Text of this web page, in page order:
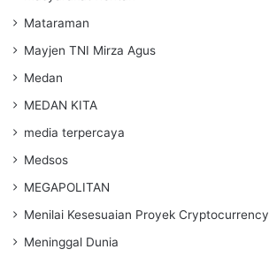
Mataraman
Mayjen TNI Mirza Agus
Medan
MEDAN KITA
media terpercaya
Medsos
MEGAPOLITAN
Menilai Kesesuaian Proyek Cryptocurrency
Meninggal Dunia